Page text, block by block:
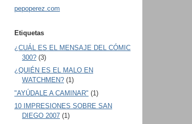
pepoperez.com
Etiquetas
¿CUÁL ES EL MENSAJE DEL CÓMIC
300? (3)
¿QUIÉN ES EL MALO EN
WATCHMEN? (1)
"AYÚDALE A CAMINAR" (1)
10 IMPRESIONES SOBRE SAN
DIEGO 2007 (1)